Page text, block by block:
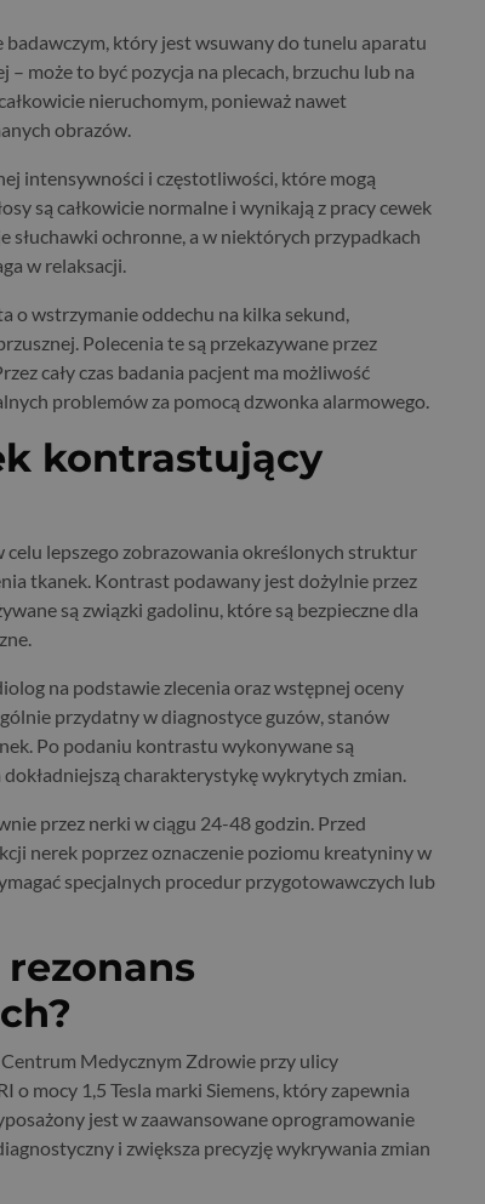
badawczym, który jest wsuwany do tunelu aparatu
– może to być pozycja na plecach, brzuchu lub na
nieruchomym, ponieważ nawet
obrazów.
intensywności i częstotliwości, które mogą
są całkowicie normalne i wynikają z pracy cewek
ochronne, a w niektórych przypadkach
w relaksacji.
o wstrzymanie oddechu na kilka sekund,
Polecenia te są przekazywane przez
cały czas badania pacjent ma możliwość
problemów za pomocą dzwonka alarmowego.
kontrastujący
lepszego zobrazowania określonych struktur
tkanek. Kontrast podawany jest dożylnie przez
są związki gadolinu, które są bezpieczne dla
na podstawie zlecenia oraz wstępnej oceny
przydatny w diagnostyce guzów, stanów
Po podaniu kontrastu wykonywane są
charakterystykę wykrytych zmian.
przez nerki w ciągu 24-48 godzin. Przed
nerek poprzez oznaczenie poziomu kreatyniny w
specjalnych procedur przygotowawczych lub
Medycznym Zdrowie przy ulicy
mocy 1,5 Tesla marki Siemens, który zapewnia
jest w zaawansowane oprogramowanie
i zwiększa precyzję wykrywania zmian